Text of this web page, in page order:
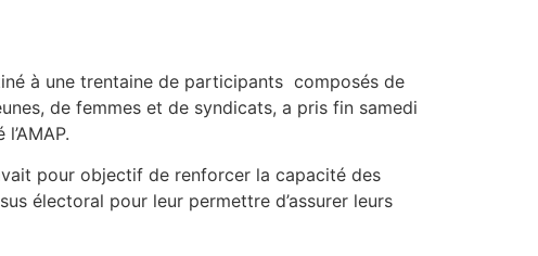
à une trentaine de participants composés de
de femmes et de syndicats, a pris fin samedi
pour objectif de renforcer la capacité des
électoral pour leur permettre d’assurer leurs